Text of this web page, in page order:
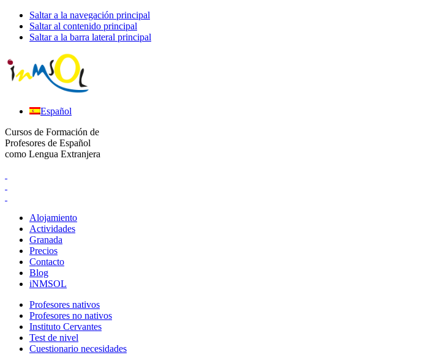
Saltar a la navegación principal
Saltar al contenido principal
Saltar a la barra lateral principal
Español
Cursos de Formación de
Profesores de Español
como Lengua Extranjera
Alojamiento
Actividades
Granada
Precios
Contacto
Blog
iNMSOL
Profesores nativos
Profesores no nativos
Instituto Cervantes
Test de nivel
Cuestionario necesidades